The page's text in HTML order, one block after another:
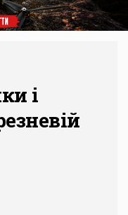
і